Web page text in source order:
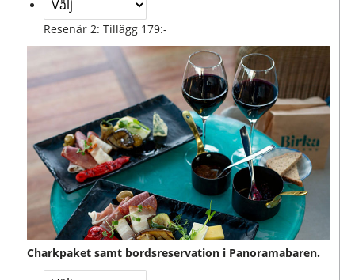
Resenär 2: Tillägg 179:-
Charkpaket samt bordsreservation i Panoramabaren.